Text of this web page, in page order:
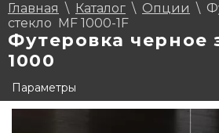
Главная \ Каталог \ Опции \
стекло MF 1000-1F
Футеровка черное
1000
Параметры